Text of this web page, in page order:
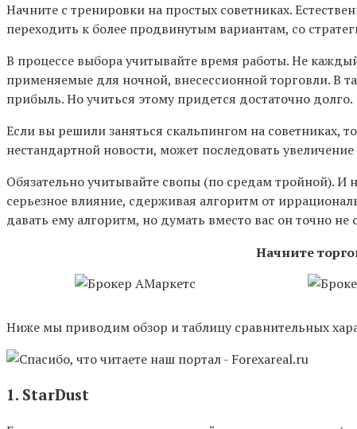
Начните с тренировки на простых советниках.
переходить к более продвинутым вариантам, со
В процессе выбора учитывайте время работы. Не
применяемые для ночной, внесессионной торговли. В
прибыль. Но учиться этому придется достаточно долго.
Если вы решили заняться скальпингом на
нестандартной новости, может последовать
Обязательно учитывайте свопы (по средам тройной). И
серьезное влияние, сдерживая алгоритм от
давать ему алгоритм, но думать вместо вас он точно
Начните
Ниже мы приводим обзор и таблицу сравнительных
1. StarDust